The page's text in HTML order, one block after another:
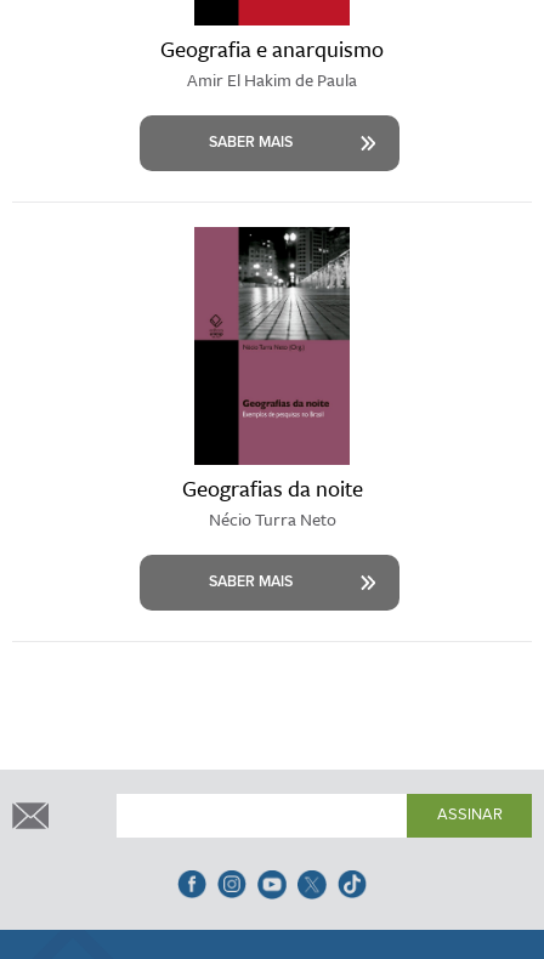
Geografia e anarquismo
Amir El Hakim de Paula
SABER MAIS
Geografias da noite
Nécio Turra Neto
SABER MAIS
ASSINAR